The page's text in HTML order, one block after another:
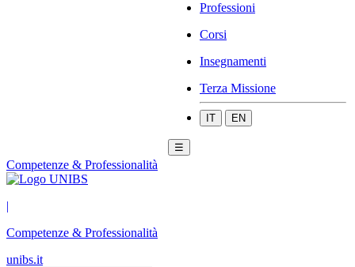
Professioni
Corsi
Insegnamenti
Terza Missione
IT EN
☰
Competenze & Professionalità
|
Competenze & Professionalità
unibs.it